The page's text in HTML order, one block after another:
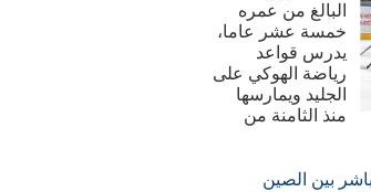
البالغ من عمره
خمسة عشر عاما،
يدرس قواعد
رياضة الهوكي على
الجليد ويمارسها
منذ الثامنة من
بين الصين